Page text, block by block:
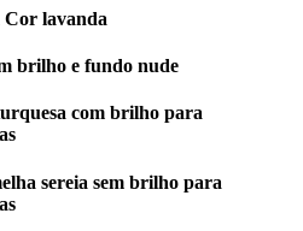
Cor lavanda
brilho e fundo nude
com brilho para
sereia sem brilho para